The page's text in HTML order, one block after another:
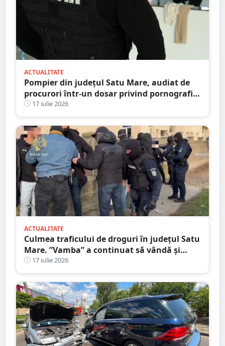
ACTUALITATE
Pompier din județul Satu Mare, audiat de
procurori într-un dosar privind pornografia
infantilă
17 iulie 2026
ACTUALITATE
Culmea traficului de droguri în județul Satu
Mare. ”Vamba” a continuat să vândă și
după ce a fost prins
17 iulie 2026